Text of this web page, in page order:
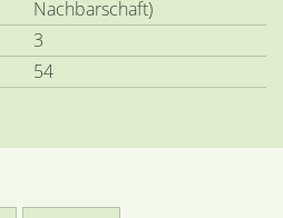
Nachbarschaft)
3
54